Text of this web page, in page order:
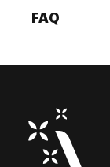
FAQ